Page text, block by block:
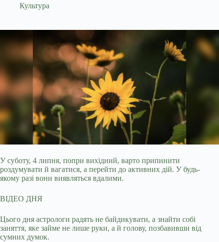
Культура
У суботу, 4 липня, попри вихідний, варто припинити
роздумувати й вагатися, а перейти до активних дій. У будь-
якому разі вони виявляться вдалими.
ВІДЕО ДНЯ
Цього дня астрологи радять не байдикувати, а знайти собі
заняття, яке займе не лише руки, а й голову, позбавивши від
сумних думок.